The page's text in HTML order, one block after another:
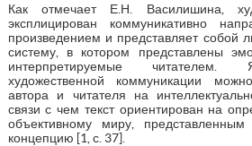
Как отмечает Е.Н. Василишина,
эксплицирован коммуникативно
произведением и представляет собой
систему, в котором представлены
интерпретируемые читателем.
художественной коммуникации
автора и читателя на
связи с чем текст ориентирован на
объективному миру, представленным
концепцию [1, с. 37].